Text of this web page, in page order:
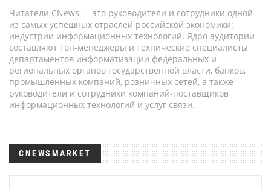
Читатели CNews — это руководители и сотрудники одной
из самых успешных отраслей российской экономики:
индустрии информационных технологий. Ядро аудитории
составляют топ-менеджеры и технические специалисты
департаментов информатизации федеральных и
региональных органов государственной власти, банков,
промышленных компаний, розничных сетей, а также
руководители и сотрудники компаний-поставщиков
информационных технологий и услуг связи.
CNEWSMARKET